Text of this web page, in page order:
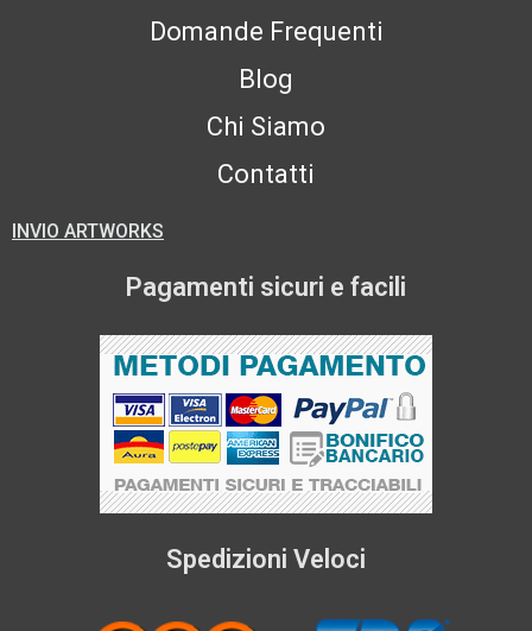
Domande Frequenti
Blog
Chi Siamo
Contatti
INVIO ARTWORKS
Pagamenti sicuri e facili
Spedizioni Veloci